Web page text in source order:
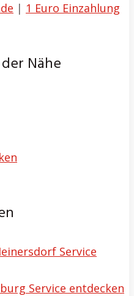
| 1 Euro Einzahlung
Nähe
Service
Service entdecken